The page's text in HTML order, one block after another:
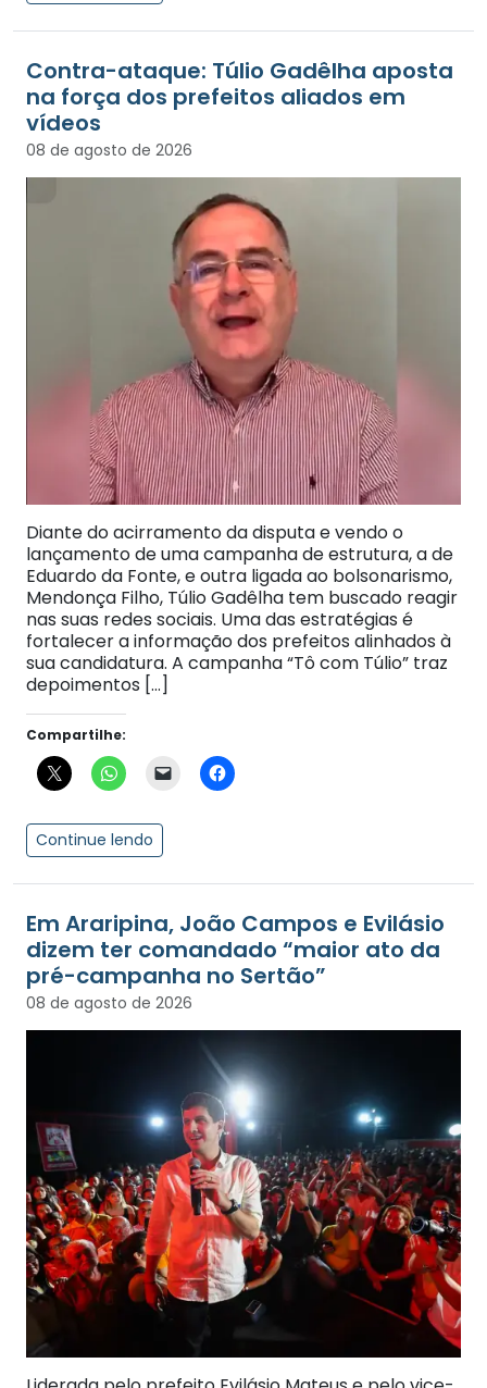
Contra-ataque: Túlio Gadêlha aposta
na força dos prefeitos aliados em
vídeos
08 de agosto de 2026
Diante do acirramento da disputa e vendo o
lançamento de uma campanha de estrutura, a de
Eduardo da Fonte, e outra ligada ao bolsonarismo,
Mendonça Filho, Túlio Gadêlha tem buscado reagir
nas suas redes sociais. Uma das estratégias é
fortalecer a informação dos prefeitos alinhados à
sua candidatura. A campanha “Tô com Túlio” traz
depoimentos […]
Compartilhe:
Continue lendo
Em Araripina, João Campos e Evilásio
dizem ter comandado “maior ato da
pré-campanha no Sertão”
08 de agosto de 2026